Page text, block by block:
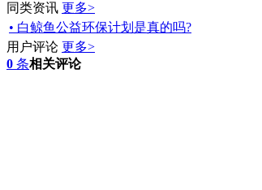
同类资讯 更多>
• 白鲸鱼公益环保计划是真的吗?
用户评论 更多>
0 条相关评论